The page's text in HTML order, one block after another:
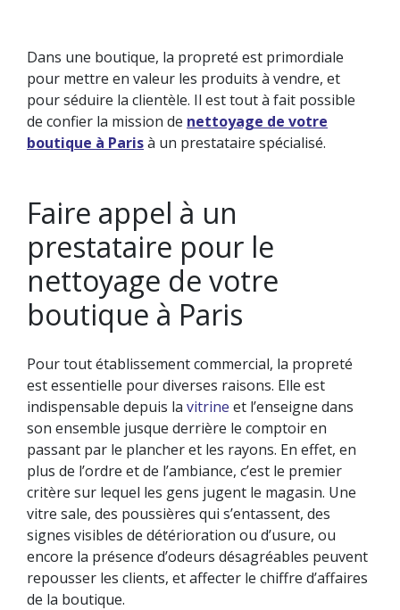
NETTOYAGE DE BUREAU
NETTOYAGE DES SURFACES VITRÉES
TRAVAUX SPÉCIAUX
LA GESTION DES DÉCHETS
Dans une boutique, la propreté est primordiale
pour mettre en valeur les produits à vendre, et
pour séduire la clientèle. Il est tout à fait possible
de confier la mission de nettoyage de votre
boutique à Parisà un prestataire spécialisé.
Faire appel à un
prestataire pour le
nettoyage de votre
boutique à Paris
Pour tout établissement commercial, la propreté
est essentielle pour diverses raisons. Elle est
indispensable depuis la vitrine et l’enseigne dans
son ensemble jusque derrière le comptoir en
passant par le plancher et les rayons. En effet, en
plus de l’ordre et de l’ambiance, c’est le premier
critère sur lequel les gens jugent le magasin. Une
vitre sale, des poussières qui s’entassent, des
signes visibles de détérioration ou d’usure, ou
encore la présence d’odeurs désagréables peuvent
repousser les clients, et affecter le chiffre d’affaires
de la boutique.